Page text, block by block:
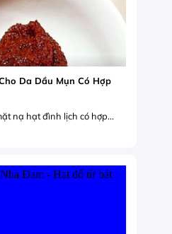
Da Dầu Mụn Có Hợp
nạ hạt đình lịch có hợp...